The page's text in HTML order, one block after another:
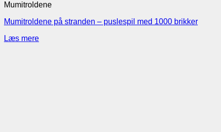
Mumitroldene
Mumitroldene på stranden – puslespil med 1000 brikker
Læs mere